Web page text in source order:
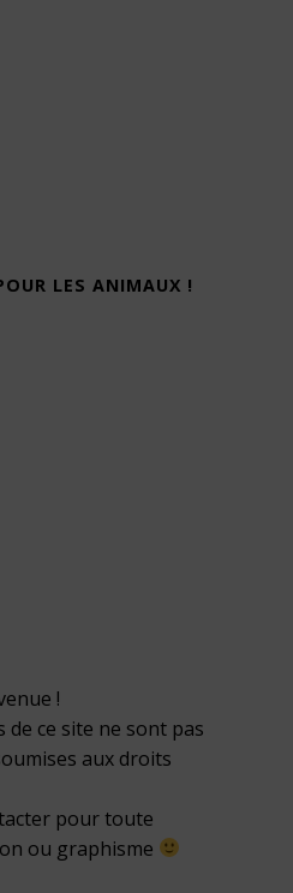
LES ANIMAUX !
!
de ce site ne sont pas
aux droits
pour toute
ou graphisme